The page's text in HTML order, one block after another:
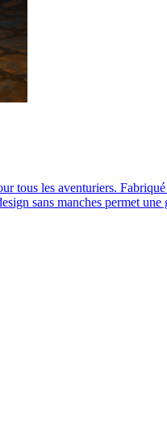
tous les aventuriers.
sans manches permet